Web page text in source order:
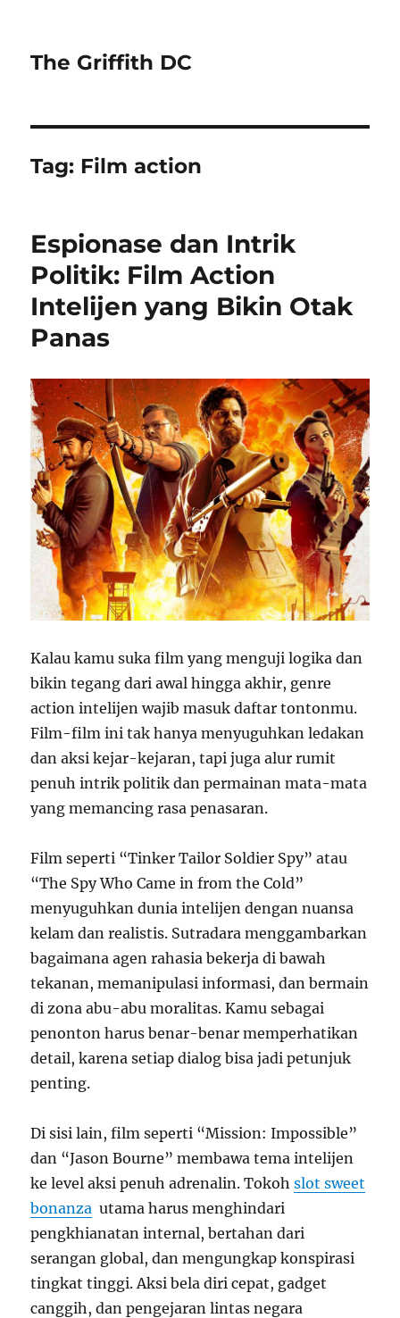
The Griffith DC
Tag: Film action
Espionase dan Intrik
Politik: Film Action
Intelijen yang Bikin Otak
Panas
Kalau kamu suka film yang menguji logika dan
bikin tegang dari awal hingga akhir, genre
action intelijen wajib masuk daftar tontonmu.
Film-film ini tak hanya menyuguhkan ledakan
dan aksi kejar-kejaran, tapi juga alur rumit
penuh intrik politik dan permainan mata-mata
yang memancing rasa penasaran.
Film seperti “Tinker Tailor Soldier Spy” atau
“The Spy Who Came in from the Cold”
menyuguhkan dunia intelijen dengan nuansa
kelam dan realistis. Sutradara menggambarkan
bagaimana agen rahasia bekerja di bawah
tekanan, memanipulasi informasi, dan bermain
di zona abu-abu moralitas. Kamu sebagai
penonton harus benar-benar memperhatikan
detail, karena setiap dialog bisa jadi petunjuk
penting.
Di sisi lain, film seperti “Mission: Impossible”
dan “Jason Bourne” membawa tema intelijen
ke level aksi penuh adrenalin. Tokohslot sweet
bonanza utama harus menghindari
pengkhianatan internal, bertahan dari
serangan global, dan mengungkap konspirasi
tingkat tinggi. Aksi bela diri cepat, gadget
canggih, dan pengejaran lintas negara